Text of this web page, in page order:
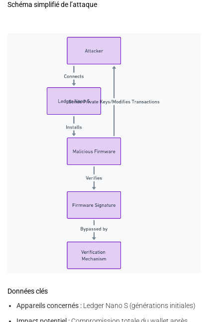
Schéma simplifié de l’attaque
Données clés
Appareils concernés : Ledger Nano S (générations initiales)